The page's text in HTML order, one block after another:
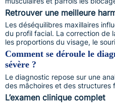
Retrouver une meilleure
Les déséquilibres maxillaires
du profil facial. La correction de
les proportions du visage, le
Comment se déroule le
sévère ?
Le diagnostic repose sur une
des mâchoires et des structures
L’examen clinique complet